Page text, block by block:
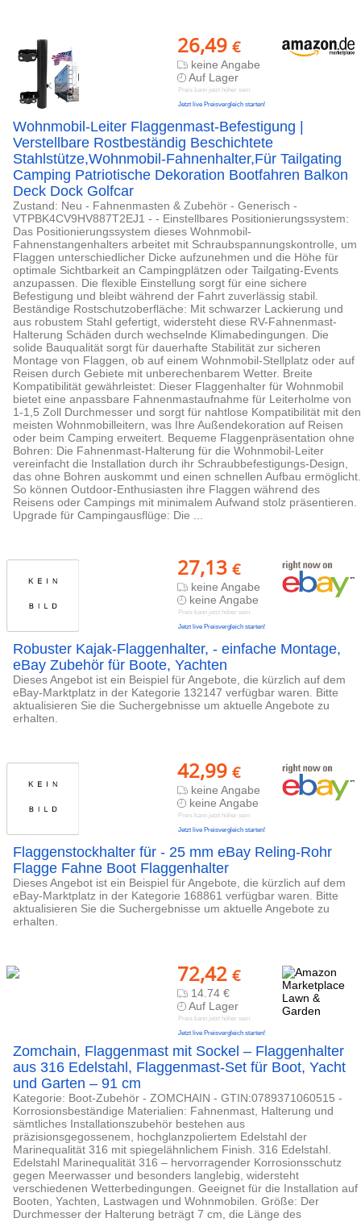
26,49 €
keine Angabe
Auf Lager
Preis kann jetzt höher sein
Jetzt live Preisvergleich starten!
Wohnmobil-Leiter Flaggenmast-Befestigung |
Verstellbare Rostbeständig Beschichtete
Stahlstütze,Wohnmobil-Fahnenhalter,Für Tailgating
Camping Patriotische Dekoration Bootfahren Balkon
Deck Dock Golfcar
Zustand: Neu - Fahnenmasten & Zubehör - Generisch -
VTPBK4CV9HV887T2EJ1 - - Einstellbares Positionierungssystem:
Das Positionierungssystem dieses Wohnmobil-
Fahnenstangenhalters arbeitet mit Schraubspannungskontrolle, um
Flaggen unterschiedlicher Dicke aufzunehmen und die Höhe für
optimale Sichtbarkeit an Campingplätzen oder Tailgating-Events
anzupassen. Die flexible Einstellung sorgt für eine sichere
Befestigung und bleibt während der Fahrt zuverlässig stabil.
Beständige Rostschutzoberfläche: Mit schwarzer Lackierung und
aus robustem Stahl gefertigt, widersteht diese RV-Fahnenmast-
Halterung Schäden durch wechselnde Klimabedingungen. Die
solide Bauqualität sorgt für dauerhafte Stabilität zur sicheren
Montage von Flaggen, ob auf einem Wohnmobil-Stellplatz oder auf
Reisen durch Gebiete mit unberechenbarem Wetter. Breite
Kompatibilität gewährleistet: Dieser Flaggenhalter für Wohnmobil
bietet eine anpassbare Fahnenmastaufnahme für Leiterholme von
1-1,5 Zoll Durchmesser und sorgt für nahtlose Kompatibilität mit den
meisten Wohnmobilleitern, was Ihre Außendekoration auf Reisen
oder beim Camping erweitert. Bequeme Flaggenpräsentation ohne
Bohren: Die Fahnenmast-Halterung für die Wohnmobil-Leiter
vereinfacht die Installation durch ihr Schraubbefestigungs-Design,
das ohne Bohren auskommt und einen schnellen Aufbau ermöglicht.
So können Outdoor-Enthusiasten ihre Flaggen während des
Reisens oder Campings mit minimalem Aufwand stolz präsentieren.
Upgrade für Campingausflüge: Die ...
27,13 €
keine Angabe
keine Angabe
Preis kann jetzt höher sein
Jetzt live Preisvergleich starten!
Robuster Kajak-Flaggenhalter, - einfache Montage,
eBay Zubehör für Boote, Yachten
Dieses Angebot ist ein Beispiel für Angebote, die kürzlich auf dem
eBay-Marktplatz in der Kategorie 132147 verfügbar waren. Bitte
aktualisieren Sie die Suchergebnisse um aktuelle Angebote zu
erhalten.
42,99 €
keine Angabe
keine Angabe
Preis kann jetzt höher sein
Jetzt live Preisvergleich starten!
Flaggenstockhalter für - 25 mm eBay Reling-Rohr
Flagge Fahne Boot Flaggenhalter
Dieses Angebot ist ein Beispiel für Angebote, die kürzlich auf dem
eBay-Marktplatz in der Kategorie 168861 verfügbar waren. Bitte
aktualisieren Sie die Suchergebnisse um aktuelle Angebote zu
erhalten.
72,42 €
14.74 €
Auf Lager
Preis kann jetzt höher sein
Jetzt live Preisvergleich starten!
Zomchain, Flaggenmast mit Sockel – Flaggenhalter
aus 316 Edelstahl, Flaggenmast-Set für Boot, Yacht
und Garten – 91 cm
Kategorie: Boot-Zubehör - ZOMCHAIN - GTIN:0789371060515 -
Korrosionsbeständige Materialien: Fahnenmast, Halterung und
sämtliches Installationszubehör bestehen aus
präzisionsgegossenem, hochglanzpoliertem Edelstahl der
Marinequalität 316 mit spiegelähnlichem Finish. 316 Edelstahl.
Edelstahl Marinequalität 316 – hervorragender Korrosionsschutz
gegen Meerwasser und besonders langlebig, widersteht
verschiedenen Wetterbedingungen. Geeignet für die Installation auf
Booten, Yachten, Lastwagen und Wohnmobilen. Größe: Der
Durchmesser der Halterung beträgt 7 cm, die Länge des